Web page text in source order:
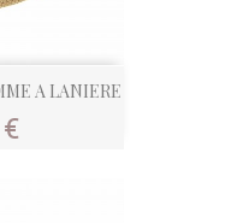
A LANIERE